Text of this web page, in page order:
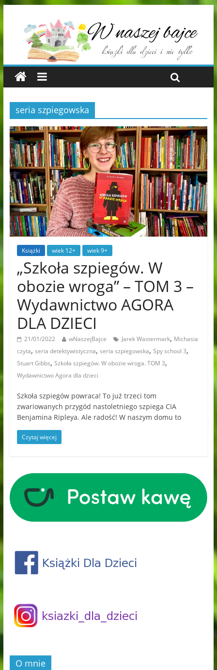
seria szpiegowska
Książki wiek 12+ wiek 9+
„Szkoła szpiegów. W
obozie wroga” – TOM 3 –
Wydawnictwo AGORA
DLA DZIECI
21/01/2022 wNaszejBajce Jarek Wastermark, Michasia
czyta, seria detektywistyczna, seria szpiegowska, Spy school 3,
Stuart Gibbs, Szkoła szpiegów. W obozie wroga. TOM 3,
Wydawnictwo Agora dla dzieci
Szkoła szpiegów powraca! To już trzeci tom
zwariowanych przygód nastoletniego szpiega CIA
Benjamina Ripleya. Ale radość! W naszym domu to
Czytaj więcej
O mnie